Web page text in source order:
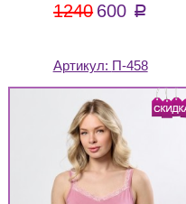
1240 600 a
Артикул: П-458